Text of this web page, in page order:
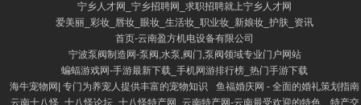
宁乡人才网_宁乡招聘网_求职招聘就上宁乡人才网
爱美丽_彩妆_唇妆_眼妆_生活妆_职业妆_新娘妆_护肤_资讯
首页-云南盈方机电设备有限公司
宁波泵阀制造网-泵阀,水泵,阀门,泵阀领域专业门户网站
蝙蝠游戏网-手游最新下载_手机网游排行榜_热门手游下载
海牛宠物网| 专门为养宠人提供丰富的宠物知识
鱼福婚庆网 - 全面的婚礼策划指南
云南十八怪_十八怪论坛_十八怪特产网_云南特产网-云南最受欢迎的特色、特产交